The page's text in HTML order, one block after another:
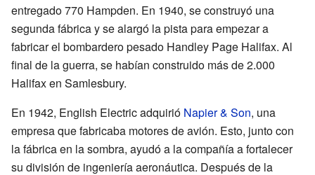
entregado 770 Hampden. En 1940, se construyó una
segunda fábrica y se alargó la pista para empezar a
fabricar el bombardero pesado Handley Page Halifax. Al
final de la guerra, se habían construido más de 2.000
Halifax en Samlesbury.
En 1942, English Electric adquirió Napier & Son, una
empresa que fabricaba motores de avión. Esto, junto con
la fábrica en la sombra, ayudó a la compañía a fortalecer
su división de ingeniería aeronáutica. Después de la